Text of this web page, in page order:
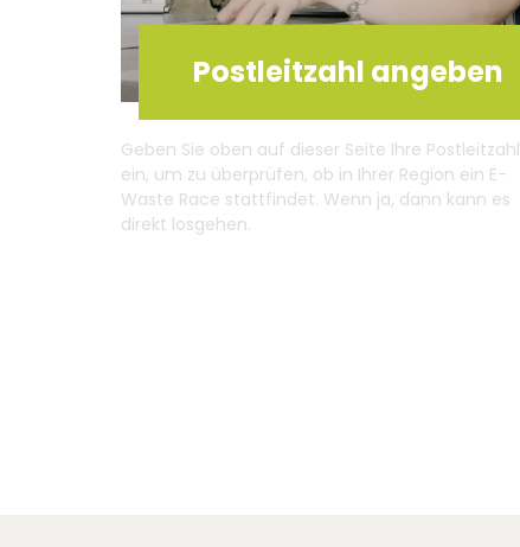
Postleitzahl angeben
Geben Sie oben auf dieser Seite Ihre Postleitzahl
ein, um zu überprüfen, ob in Ihrer Region ein E-
Waste Race stattfindet. Wenn ja, dann kann es
direkt losgehen.